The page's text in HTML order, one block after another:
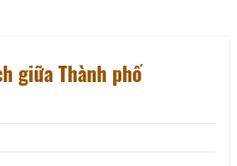
giữa Thành phố